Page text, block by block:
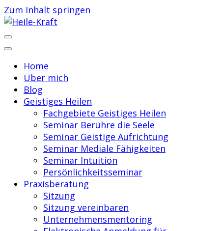
Zum Inhalt springen
Heile-Kraft
Praxis für Geistiges Heilen
Home
Über mich
Blog
Geistiges Heilen
Fachgebiete Geistiges Heilen
Seminar Berühre die Seele
Seminar Geistige Aufrichtung
Seminar Mediale Fähigkeiten
Seminar Intuition
Persönlichkeitsseminar
Praxisberatung
Sitzung
Sitzung vereinbaren
Unternehmensmentoring